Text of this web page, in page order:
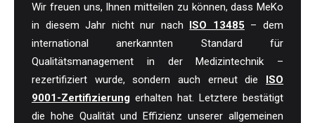
Wir freuen uns, Ihnen mitteilen zu können, dass MeKo
in diesem Jahr nicht nur nach ISO 13485 – dem
international anerkannten Standard für
Qualitätsmanagement in der Medizintechnik –
rezertifiziert wurde, sondern auch erneut die ISO
9001-Zertifizierung erhalten hat. Letztere bestätigt
die hohe Qualität und Effizienz unserer allgemeinen